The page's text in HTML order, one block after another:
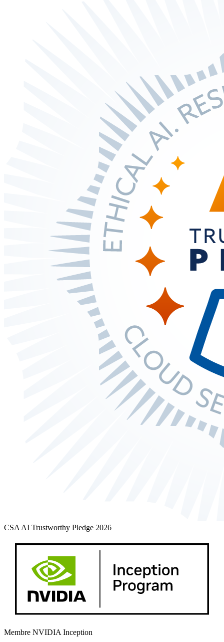
CSA AI Trustworthy Pledge 2026
Membre NVIDIA Inception